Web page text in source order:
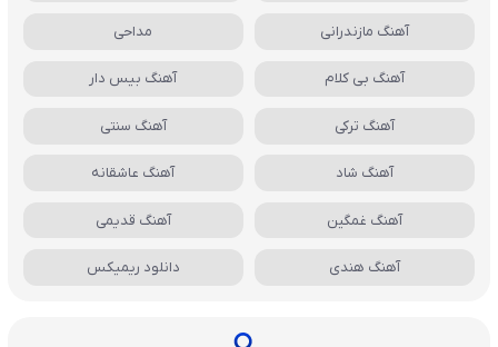
آهنگ مازندرانی مداحی
آهنگ بی کلام آهنگ بیس دار
آهنگ ترکی آهنگ سنتی
آهنگ شاد آهنگ عاشقانه
آهنگ غمگین آهنگ قدیمی
آهنگ هندی دانلود ریمیکس